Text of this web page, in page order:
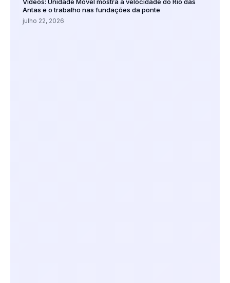
Antas e o trabalho nas fundações da ponte
julho 22, 2026